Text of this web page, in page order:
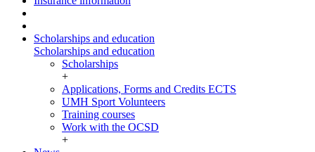
Scholarships and education
Scholarships and education
Scholarships
+
Applications, Forms and Credits ECTS
UMH Sport Volunteers
Training courses
Work with the OCSD
+